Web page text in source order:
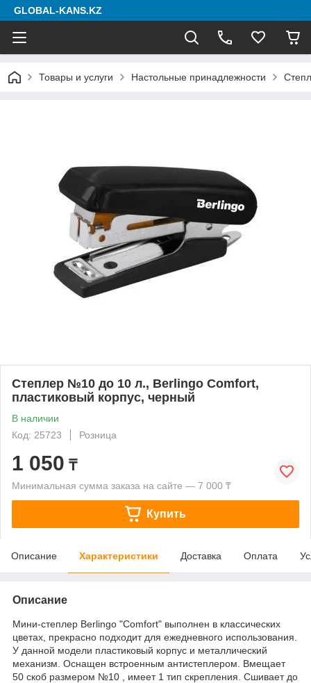
GLOBAL-KANS.KZ
Товары и услуги Настольные принадлежности
Степлер №10 до 10 л., Berlingo Comfort,
пластиковый корпус, черный
В наличии
Код: 25723
Розница
1 050 ₸
Минимальная сумма заказа на сайте — 7 000 ₸
Купить
Описание Характеристики Доставка Оплата
Описание
Мини-степлер Berlingo "Comfort" выполнен в классических
цветах, прекрасно подходит для ежедневного использования.
У данной модели пластиковый корпус и металлический
механизм. Оснащен встроенным антистеплером. Вмещает
50 скоб размером №10 , имеет 1 тип скрепления. Сшивает до